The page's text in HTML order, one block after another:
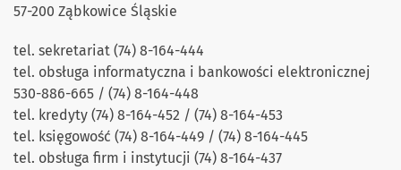
57-200 Ząbkowice Śląskie
tel. sekretariat (74) 8-164-444
tel. obsługa informatyczna i bankowości elektronicznej
530-886-665 / (74) 8-164-448
tel. kredyty (74) 8-164-452 / (74) 8-164-453
tel. księgowość (74) 8-164-449 / (74) 8-164-445
tel. obsługa firm i instytucji (74) 8-164-437